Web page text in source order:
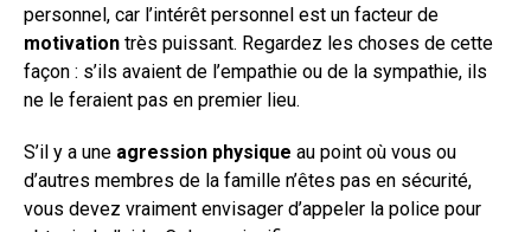
personnel, car l’intérêt personnel est un facteur de
motivation très puissant. Regardez les choses de cette
façon : s’ils avaient de l’empathie ou de la sympathie, ils
ne le feraient pas en premier lieu.
S’il y a une agression physique au point où vous ou
d’autres membres de la famille n’êtes pas en sécurité,
vous devez vraiment envisager d’appeler la police pour